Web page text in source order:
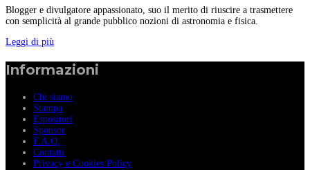
Blogger e divulgatore appassionato, suo il merito di riuscire a trasmettere
con semplicità al grande pubblico nozioni di astronomia e fisica.
Leggi di più
Informazioni
Chi siamo
Stampa
Espositori
Sponsor
F.A.Q.
Contatti
Privacy e Cookies Policy